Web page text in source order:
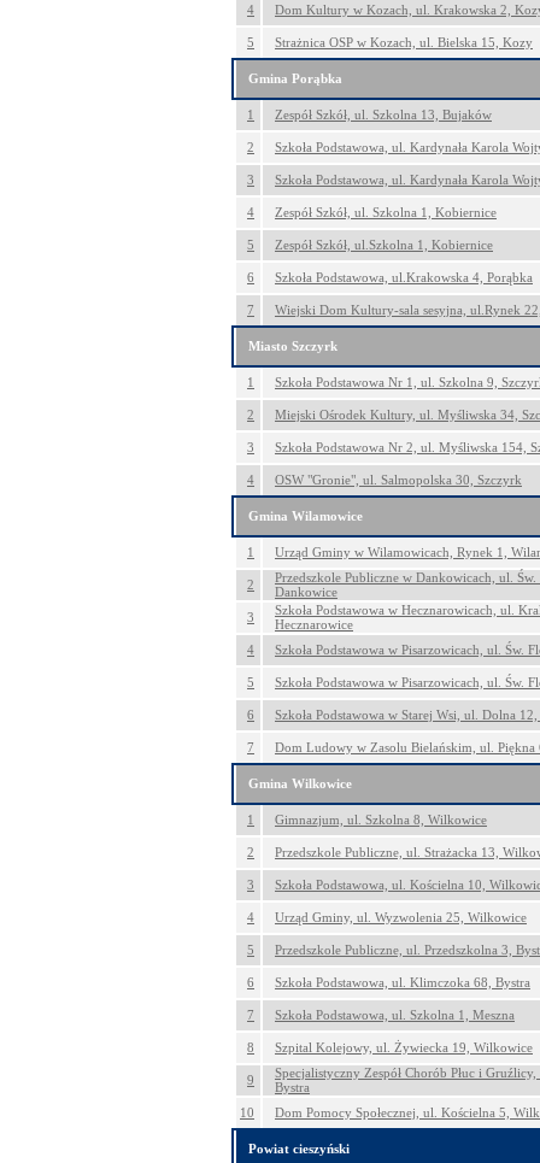
4 Dom Kultury w Kozach, ul. Krakowska 2,
5 Strażnica OSP w Kozach, ul. Bielska 15, Kozy
Gmina Porąbka
1 Zespół Szkół, ul. Szkolna 13, Bujaków
2 Szkoła Podstawowa, ul. Kardynała Karola
3 Szkoła Podstawowa, ul. Kardynała Karola
4 Zespół Szkół, ul. Szkolna 1, Kobiernice
5 Zespół Szkół, ul.Szkolna 1, Kobiernice
6 Szkoła Podstawowa, ul.Krakowska 4, Porąbka
7 Wiejski Dom Kultury-sala sesyjna, ul.Rynek
Miasto Szczyrk
1 Szkoła Podstawowa Nr 1, ul. Szkolna 9,
2 Miejski Ośrodek Kultury, ul. Myśliwska 34,
3 Szkoła Podstawowa Nr 2, ul. Myśliwska 154,
4 OSW "Gronie", ul. Salmopolska 30, Szczyrk
Gmina Wilamowice
1 Urząd Gminy w Wilamowicach, Rynek 1,
2
Przedszkole Publiczne w Dankowicach, ul. Św.
Dankowice
3
Szkoła Podstawowa w Hecznarowicach, ul.
Hecznarowice
4
Szkoła Podstawowa w Pisarzowicach, ul. Św.
5 Szkoła Podstawowa w Pisarzowicach, ul. Św.
6 Szkoła Podstawowa w Starej Wsi, ul. Dolna 12,
7 Dom Ludowy w Zasolu Bielańskim, ul. Piękna
Gmina Wilkowice
1 Gimnazjum, ul. Szkolna 8, Wilkowice
2 Przedszkole Publiczne, ul. Strażacka 13,
3 Szkoła Podstawowa, ul. Kościelna 10,
4 Urząd Gminy, ul. Wyzwolenia 25, Wilkowice
5 Przedszkole Publiczne, ul. Przedszkolna 3,
6 Szkoła Podstawowa, ul. Klimczoka 68, Bystra
7 Szkoła Podstawowa, ul. Szkolna 1, Meszna
8 Szpital Kolejowy, ul. Żywiecka 19, Wilkowice
9
Specjalistyczny Zespół Chorób Płuc i Gruźlicy,
Bystra
10
Dom Pomocy Społecznej, ul. Kościelna 5,
Powiat cieszyński